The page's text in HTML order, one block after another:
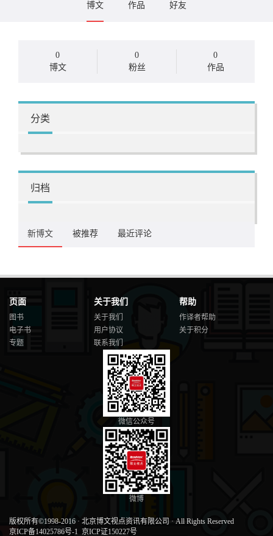
博文 作品 好友
0
博文
0
粉丝
0
作品
分类
归档
新博文 被推荐 最近评论
页面
图书
电子书
专题
关于我们
关于我们
用户协议
联系我们
帮助
作译者帮助
关于积分
微信公众号
微博
版权所有©1998-2016 · 北京博文视点资讯有限公司 · All Rights Reserved
京ICP备14025786号-1 京ICP证150227号